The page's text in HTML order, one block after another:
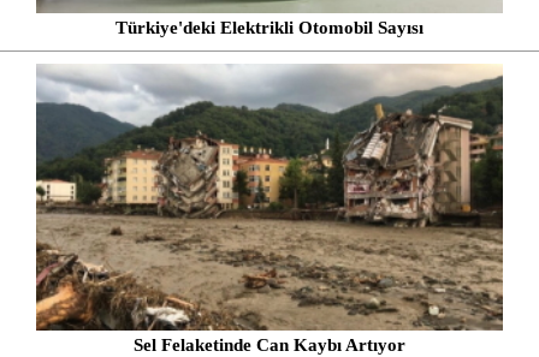
Türkiye'deki Elektrikli Otomobil Sayısı
Sel Felaketinde Can Kaybı Artıyor